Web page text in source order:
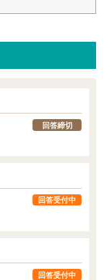
回答締切
回答受付中
回答受付中